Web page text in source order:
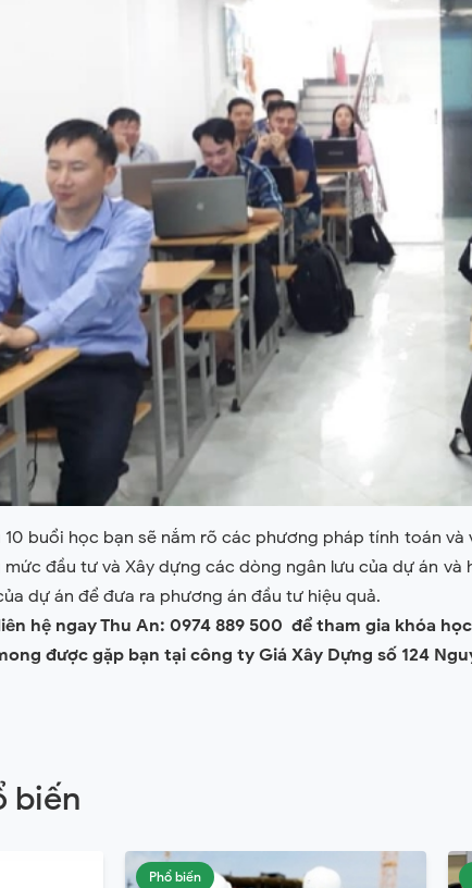
10 buổi học bạn sẽ nắm rõ các phương pháp tính toán
mức đầu tư và Xây dựng các dòng ngân lưu của dự án
dự án để đưa ra phương án đầu tư hiệu quả.
hệ ngay Thu An: 0974 889 500 để tham gia khóa
được gặp bạn tại công ty Giá Xây Dựng số 124
biến
Phổ biến